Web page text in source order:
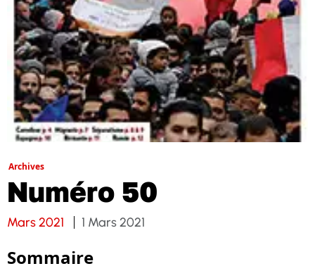
Archives
Numéro 50
Mars 2021 1 Mars 2021
Sommaire